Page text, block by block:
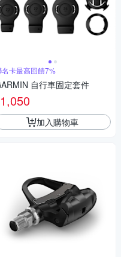
名卡最高回饋7%
自行車固定套件
1,050
加入購物車